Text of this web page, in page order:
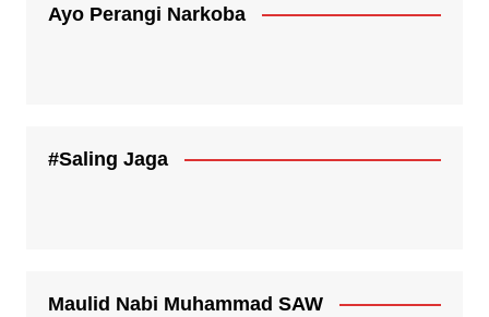
Ayo Perangi Narkoba
#Saling Jaga
Maulid Nabi Muhammad SAW